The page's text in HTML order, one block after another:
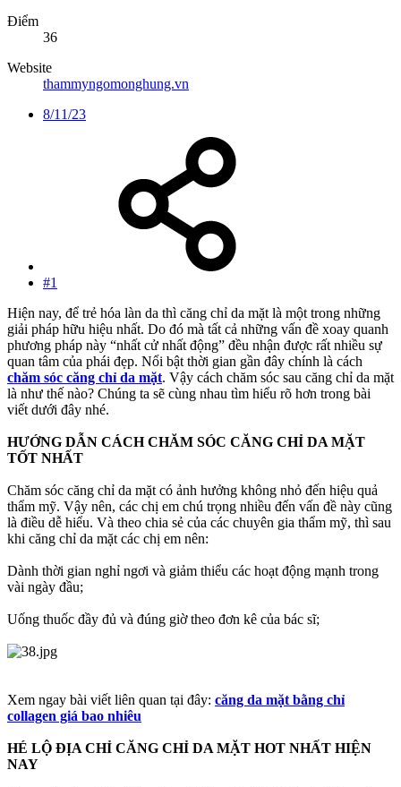
Điểm
36
Website
thammyngomonghung.vn
8/11/23
#1
Hiện nay, để trẻ hóa làn da thì căng chỉ da mặt là một trong những
giải pháp hữu hiệu nhất. Do đó mà tất cả những vấn đề xoay quanh
phương pháp này “nhất cử nhất động” đều nhận được rất nhiều sự
quan tâm của phái đẹp. Nổi bật thời gian gần đây chính là cách
chăm sóc căng chỉ da mặt. Vậy cách chăm sóc sau căng chỉ da mặt
là như thế nào? Chúng ta sẽ cùng nhau tìm hiểu rõ hơn trong bài
viết dưới đây nhé.
HƯỚNG DẪN CÁCH CHĂM SÓC CĂNG CHỈ DA MẶT
TỐT NHẤT
Chăm sóc căng chỉ da mặt có ảnh hưởng không nhỏ đến hiệu quả
thẩm mỹ. Vậy nên, các chị em chú trọng nhiều đến vấn đề này cũng
là điều dễ hiểu. Và theo chia sẻ của các chuyên gia thẩm mỹ, thì sau
khi căng chỉ da mặt các chị em nên:
Dành thời gian nghỉ ngơi và giảm thiểu các hoạt động mạnh trong
vài ngày đầu;
Uống thuốc đầy đủ và đúng giờ theo đơn kê của bác sĩ;
Xem ngay bài viết liên quan tại đây: căng da mặt bằng chỉ
collagen giá bao nhiêu
HÉ LỘ ĐỊA CHỈ CĂNG CHỈ DA MẶT HOT NHẤT HIỆN
NAY